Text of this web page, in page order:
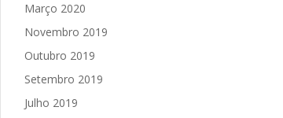
Março 2020
Novembro 2019
Outubro 2019
Setembro 2019
Julho 2019